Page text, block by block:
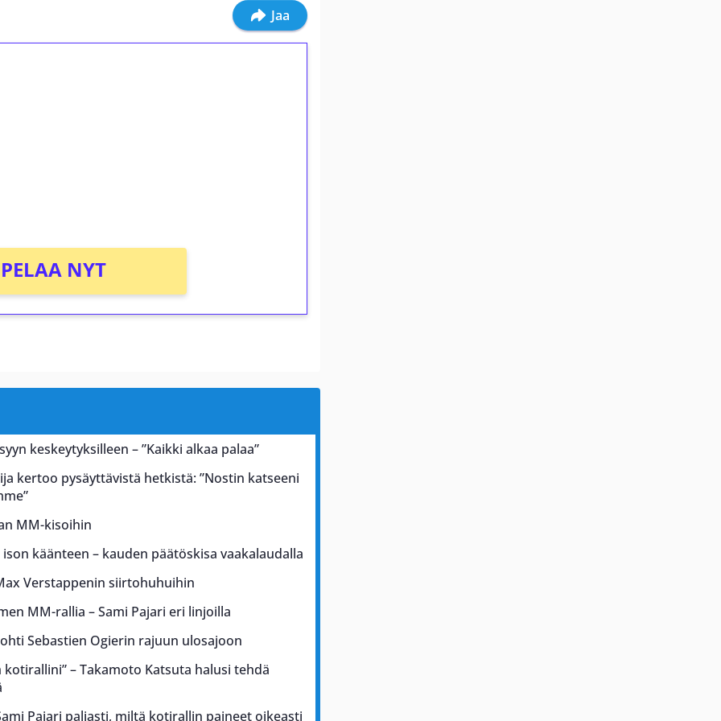
Jaa
PELAA NYT
keskeytyksilleen – ”Kaikki alkaa palaa”
kertoo pysäyttävistä hetkistä: ”Nostin katseeni
MM-kisoihin
käänteen – kauden päätöskisa vaakalaudalla
Verstappenin siirtohuhuihin
MM-rallia – Sami Pajari eri linjoilla
Sebastien Ogierin rajuun ulosajoon
– Takamoto Katsuta halusi tehdä
Pajari paljasti, miltä kotirallin paineet oikeasti